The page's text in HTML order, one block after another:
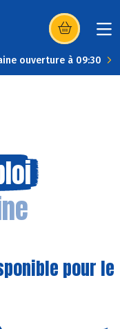
(s’ouvre dans
ouverture à 09:30
pour le